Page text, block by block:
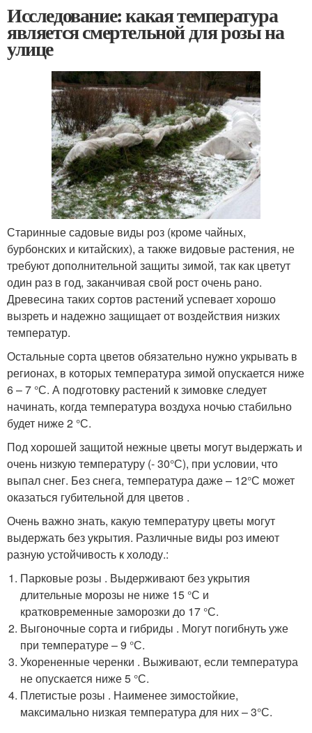
Исследование: какая температура
является смертельной для розы на
улице
Старинные садовые виды роз (кроме чайных,
бурбонских и китайских), а также видовые растения, не
требуют дополнительной защиты зимой, так как цветут
один раз в год, заканчивая свой рост очень рано.
Древесина таких сортов растений успевает хорошо
вызреть и надежно защищает от воздействия низких
температур.
Остальные сорта цветов обязательно нужно укрывать в
регионах, в которых температура зимой опускается ниже
6 – 7 °С. А подготовку растений к зимовке следует
начинать, когда температура воздуха ночью стабильно
будет ниже 2 °С.
Под хорошей защитой нежные цветы могут выдержать и
очень низкую температуру (- 30°С), при условии, что
выпал снег. Без снега, температура даже – 12°С может
оказаться губительной для цветов .
Очень важно знать, какую температуру цветы могут
выдержать без укрытия. Различные виды роз имеют
разную устойчивость к холоду.:
Парковые розы . Выдерживают без укрытия
длительные морозы не ниже 15 °С и
кратковременные заморозки до 17 °С.
Выгоночные сорта и гибриды . Могут погибнуть уже
при температуре – 9 °С.
Укорененные черенки . Выживают, если температура
не опускается ниже 5 °С.
Плетистые розы . Наименее зимостойкие,
максимально низкая температура для них – 3°С.